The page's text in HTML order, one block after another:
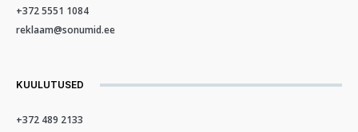
+372 5551 1084
reklaam@sonumid.ee
KUULUTUSED
+372 489 2133